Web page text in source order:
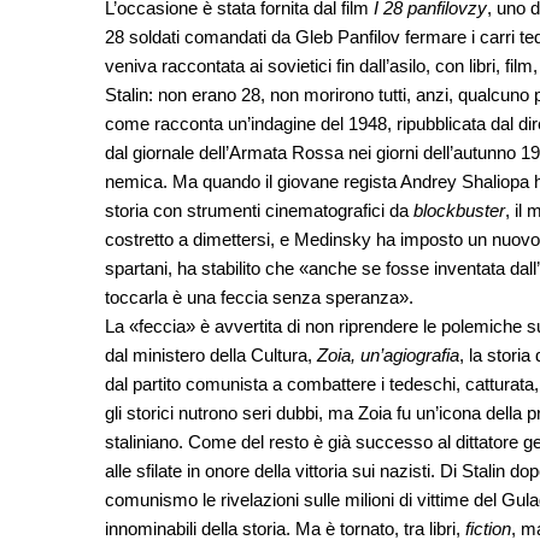
L’occasione è stata fornita dal film I 28 panfilovzy, uno
28 soldati comandati da Gleb Panfilov fermare i carri
veniva raccontata ai sovietici fin dall’asilo, con libri,
Stalin: non erano 28, non morirono tutti, anzi,
come racconta un’indagine del 1948, ripubblicata dal
dal giornale dell’Armata Rossa nei giorni dell’autunno
nemica. Ma quando il giovane regista Andrey
storia con strumenti cinematografici da blockbuster, il
costretto a dimettersi, e Medinsky ha imposto un
spartani, ha stabilito che «anche se fosse inventata
toccarla è una feccia senza speranza».
La «feccia» è avvertita di non riprendere le polemiche
dal ministero della Cultura, Zoia, un’agiografia, la storia
dal partito comunista a combattere i tedeschi,
gli storici nutrono seri dubbi, ma Zoia fu un’icona
staliniano. Come del resto è già successo al dittatore
alle sfilate in onore della vittoria sui nazisti. Di Stalin
comunismo le rivelazioni sulle milioni di vittime del
innominabili della storia. Ma è tornato, tra libri, fiction,